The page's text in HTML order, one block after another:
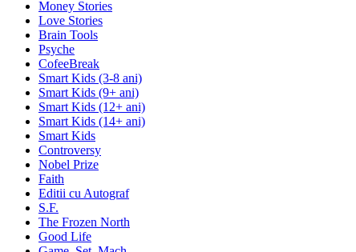
Money Stories
Love Stories
Brain Tools
Psyche
CofeeBreak
Smart Kids (3-8 ani)
Smart Kids (9+ ani)
Smart Kids (12+ ani)
Smart Kids (14+ ani)
Smart Kids
Controversy
Nobel Prize
Faith
Editii cu Autograf
S.F.
The Frozen North
Good Life